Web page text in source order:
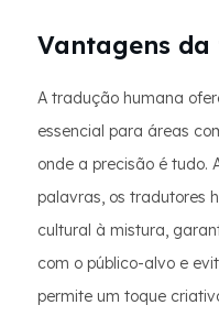
Vantagens
A tradução humana
essencial para áreas
onde a precisão é tudo.
palavras, os tradutores
cultural à mistura,
com o público-alvo e
permite um toque